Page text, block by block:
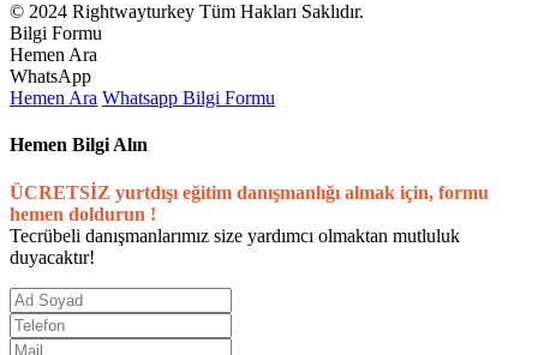
© 2024 Rightwayturkey Tüm Hakları Saklıdır.
Bilgi Formu
Hemen Ara
WhatsApp
Hemen Ara Whatsapp Bilgi Formu
Hemen Bilgi Alın
ÜCRETSİZ yurtdışı eğitim danışmanlığı almak için, formu
hemen doldurun !
Tecrübeli danışmanlarımız size yardımcı olmaktan mutluluk
duyacaktır!